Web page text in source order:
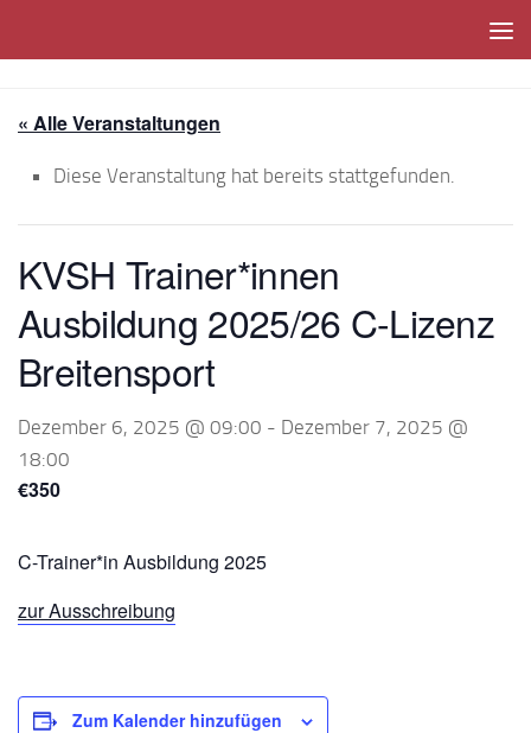
« Alle Veranstaltungen
Diese Veranstaltung hat bereits stattgefunden.
KVSH Trainer*innen
Ausbildung 2025/26 C-Lizenz
Breitensport
Dezember 6, 2025 @ 09:00 - Dezember 7, 2025 @
18:00
€350
C-Trainer*in Ausbildung 2025
zur Ausschreibung
Zum Kalender hinzufügen